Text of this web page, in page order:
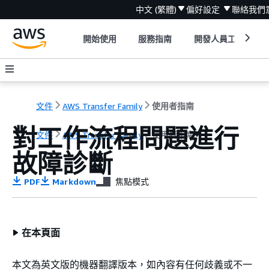
中文 (繁體) 偏好設定 聯絡我們
開始使用 服務指南 開發人員工具
文件 AWS Transfer Family 使用者指南
文件 AWS Transfer Family 使用者指南
對工作流程問題進行
故障診斷
PDF Markdown 焦點模式
在本頁面
本文為英文版的機器翻譯版本，如內容有任何歧義或不一